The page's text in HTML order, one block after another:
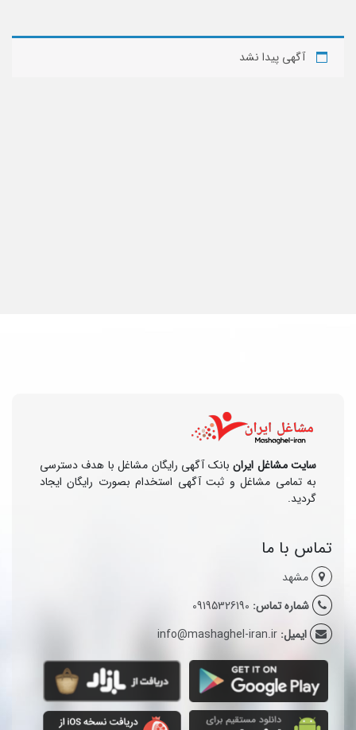
آگهی پیدا نشد
سایت مشاغل ایرانبانک آگهی رایگان مشاغل با هدف دسترسی
به تمامی مشاغل و ثبت آگهی استخدام بصورت رایگان ایجاد
گردید.
تماس با ما
مشهد
شماره تماس: 09195326190
ایمیل: info@mashaghel-iran.ir